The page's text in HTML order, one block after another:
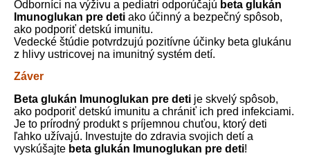
Odborníci na výživu a pediatri odporúčajú beta glukán
Imunoglukan pre deti ako účinný a bezpečný spôsob,
ako podporiť detskú imunitu.
Vedecké štúdie potvrdzujú pozitívne účinky beta glukánu
z hlivy ustricovej na imunitný systém detí.
Záver
Beta glukán Imunoglukan pre deti je skvelý spôsob,
ako podporiť detskú imunitu a chrániť ich pred infekciami.
Je to prírodný produkt s príjemnou chuťou, ktorý deti
ľahko užívajú. Investujte do zdravia svojich detí a
vyskúšajte beta glukán Imunoglukan pre deti!